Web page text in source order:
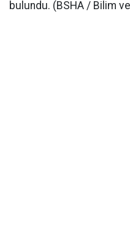
bulundu. (BSHA / Bilim